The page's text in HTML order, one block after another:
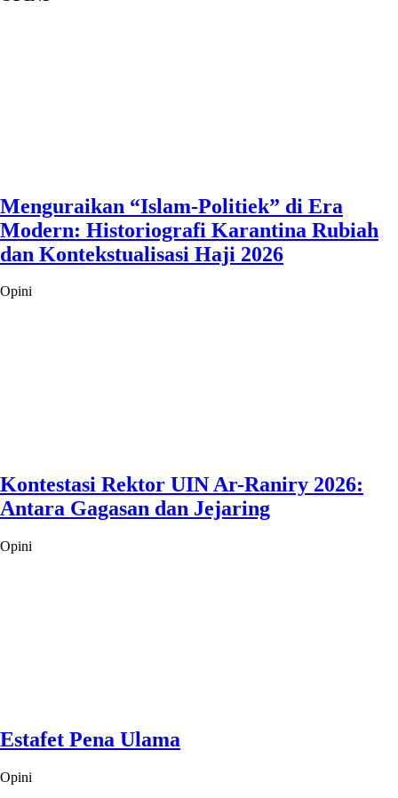
Menguraikan “Islam-Politiek” di Era
Modern: Historiografi Karantina Rubiah
dan Kontekstualisasi Haji 2026
Opini
Kontestasi Rektor UIN Ar-Raniry 2026:
Antara Gagasan dan Jejaring
Opini
Estafet Pena Ulama
Opini